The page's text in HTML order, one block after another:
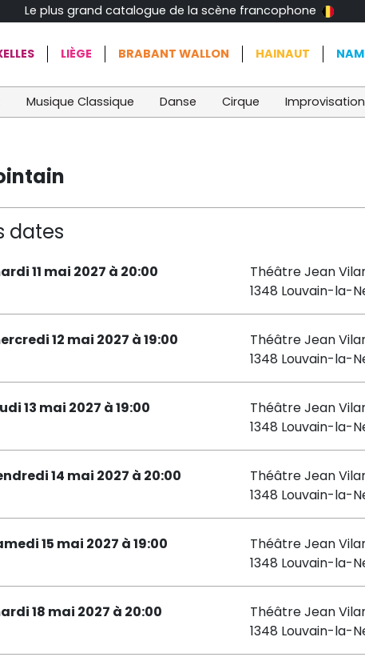
Le plus grand catalogue de la scène francophone
LIÈGE BRABANT WALLON HAINAUT
Musique Classique Danse Cirque Improvisation
dates
11 mai 2027 à 20:00
Théâtre Jean
1348 Louvain-la-
12 mai 2027 à 19:00
Théâtre Jean
1348 Louvain-la-
13 mai 2027 à 19:00
Théâtre Jean
1348 Louvain-la-
14 mai 2027 à 20:00
Théâtre Jean
1348 Louvain-la-
15 mai 2027 à 19:00
Théâtre Jean
1348 Louvain-la-
18 mai 2027 à 20:00
Théâtre Jean
1348 Louvain-la-